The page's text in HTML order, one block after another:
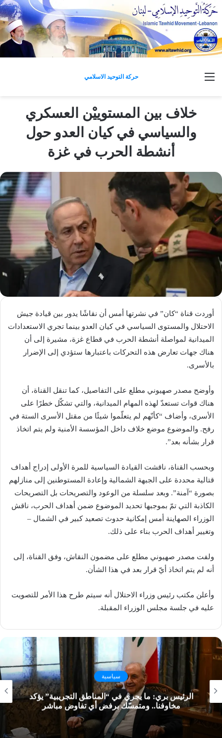
حركة التوحيد الاسلامي القائمة
خلاف بين المستوييْن العسكري
والسياسي في كيان العدو حول
أنشطة الحرب في غزة‎
أوردت قناة “كان” في نشرتها أمس أن نقاشًا يدور بين قيادة جيش
الاحتلال والمستوى السياسي في كيان العدو بينما تجري الاستعدادات
الميدانية لمواصلة أنشطة الحرب في قطاع غزة، مشيرة إلى أن
هناك جهات تعارض هذه التحركات باعتبارها ستؤدي إلى الإضرار
بالأسرى.
وأوضح مصدر صهيوني مطلع على التفاصيل، كما تنقل القناة، أن
هناك قوات تستعدّ لهذه المهام الميدانية، والتي تشكّل خطرًا على
الأسرى، وأضاف “كأنّهم لم يتعلّموا شيئًا من مقتل الأسرى الستة في
رفح. والموضوع موضع خلاف داخل المؤسسة الأمنية ولم يتم اتخاذ
قرار بشأنه بعد”.
وبحسب القناة، ناقشت القيادة السياسية للمرة الأولى إدراج أهداف
قتالية محددة على الجبهة الشمالية وإعادة المستوطنين إلى منازلهم
بصورة “آمنة”. وبعد سلسلة من الوعود والتصريحات بل التصريحات
الكاذبة التي تمّ بموجبها تحديد الموضوع ضمن أهداف الحرب، ناقش
الوزراء الصهاينة أمس إمكانية حدوث تصعيد كبير في الشمال –
وتغيير أهداف الحرب بناء على ذلك.
ولفت مصدر صهيوني مطلع على مضمون النقاش، وفق القناة، إلى
أنه لم يتم اتخاذ أيّ قرار بعد في هذا الشأن.
وأعلن مكتب رئيس وزراء الاحتلال أنه سيتم طرح هذا الأمر للتصويت
عليه في جلسة مجلس الوزراء المقبلة.
سياسية
الرئيس بري: ما يجري في “المناطق التجريبية” يؤكد
مخاوفنا.. ومتمسّك برفض أي تفاوض مباشر